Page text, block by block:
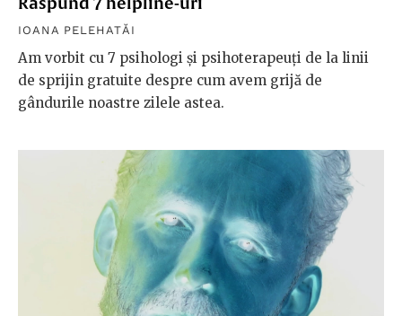
IOANA PELEHATĂI
Am vorbit cu 7 psihologi și psihoterapeuți de la linii
de sprijin gratuite despre cum avem grijă de
gândurile noastre zilele astea.